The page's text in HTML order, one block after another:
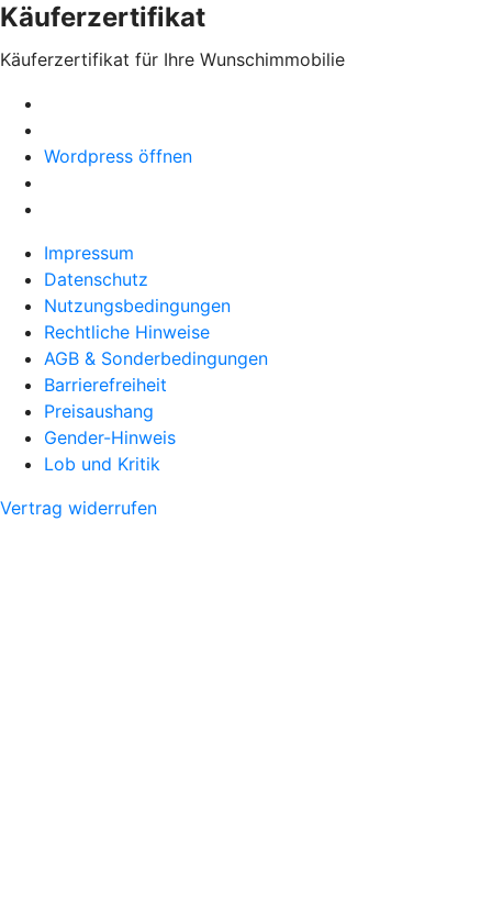
Käuferzertifikat
Käuferzertifikat für Ihre Wunschimmobilie
Wordpress öffnen
Impressum
Datenschutz
Nutzungsbedingungen
Rechtliche Hinweise
AGB & Sonderbedingungen
Barrierefreiheit
Preisaushang
Gender-Hinweis
Lob und Kritik
Vertrag widerrufen